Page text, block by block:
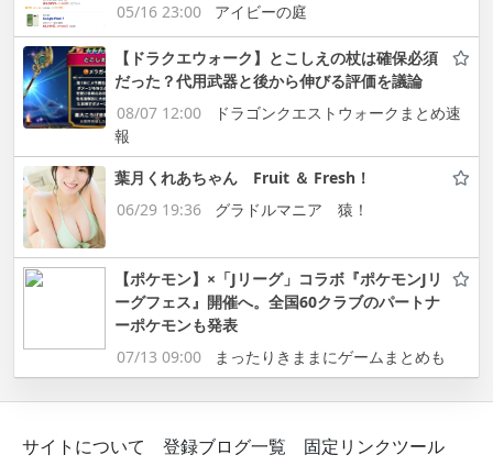
05/16 23:00
アイビーの庭
【ドラクエウォーク】とこしえの杖は確保必須
だった？代用武器と後から伸びる評価を議論
08/07 12:00
ドラゴンクエストウォークまとめ速
報
葉月くれあちゃん Fruit ＆ Fresh！
06/29 19:36
グラドルマニア 猿！
【ポケモン】×「Jリーグ」コラボ『ポケモンJリ
ーグフェス』開催へ。全国60クラブのパートナ
ーポケモンも発表
07/13 09:00
まったりきままにゲームまとめも
サイトについて 登録ブログ一覧
固定リンクツール